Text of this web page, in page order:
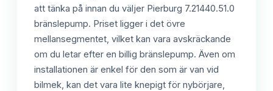
att tänka på innan du väljer Pierburg 7.21440.51.0
bränslepump. Priset ligger i det övre
mellansegmentet, vilket kan vara avskräckande
om du letar efter en billig bränslepump. Även om
installationen är enkel för den som är van vid
bilmek, kan det vara lite knepigt för nybörjare,